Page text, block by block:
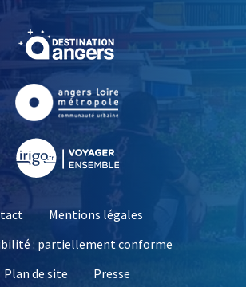
, Ouvre une nouvelle
, Ouvre une nouvelle
Mentions légales
: partiellement conforme
Plan de site
Presse